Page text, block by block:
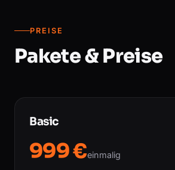
PREISE
Pakete & Preise
Basic
999 €einmalig